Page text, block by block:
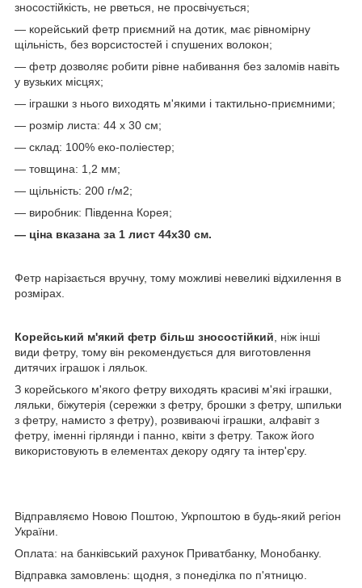
зносостійкість, не рветься, не просвічується;
— корейський фетр приємний на дотик, має рівномірну
щільність, без ворсистостей і спушених волокон;
— фетр дозволяє робити рівне набивання без заломів навіть
у вузьких місцях;
— іграшки з нього виходять м'якими і тактильно-приємними;
— розмір листа: 44 х 30 см;
— склад: 100% еко-поліестер;
— товщина: 1,2 мм;
— щільність: 200 г/м2;
— виробник: Південна Корея;
— ціна вказана за 1 лист 44х30 см.
Фетр нарізається вручну, тому можливі невеликі відхилення в
розмірах.
Корейський м'який фетр більш зносостійкий , ніж інші
види фетру, тому він рекомендується для виготовлення
дитячих іграшок і ляльок.
З корейського м'якого фетру виходять красиві м'які іграшки,
ляльки, біжутерія (сережки з фетру, брошки з фетру, шпильки
з фетру, намисто з фетру), розвиваючі іграшки, алфавіт з
фетру, іменні гірлянди і панно, квіти з фетру. Також його
використовують в елементах декору одягу та інтер'єру.
Відправляємо Новою Поштою, Укрпоштою в будь-який регіон
України.
Оплата: на банківський рахунок Приватбанку, Монобанку.
Відправка замовлень: щодня, з понеділка по п'ятницю.